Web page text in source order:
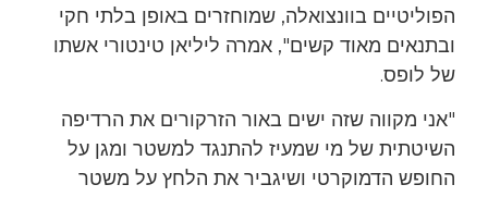
הפוליטיים בוונצואלה, שמוחזרים באופן בלתי חקי
ובתנאים מאוד קשים", אמרה ליליאן טינטורי אשתו
של לופס.
"אני מקווה שזה ישים באור הזרקורים את הרדיפה
השיטתית של מי שמעיז להתנגד למשטר ומגן על
החופש הדמוקרטי ושיגביר את הלחץ על משטר